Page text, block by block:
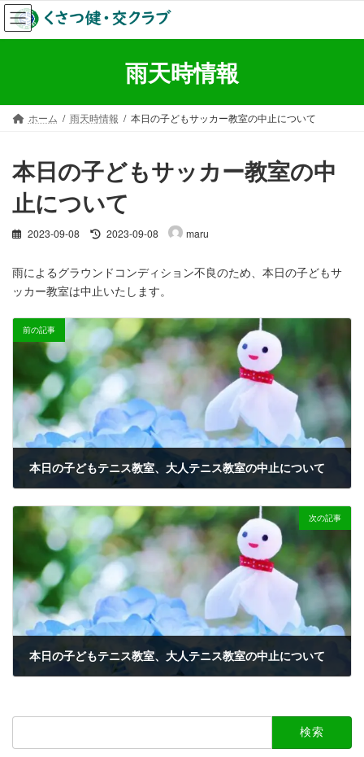
コ
ン
テ
ス
ナ
ビ
ゲ
ン
雨天時情報
ホーム 雨天時情報 本日の子どもサッカー教室の中止について
本日の子どもサッカー教室の中
止について
2023-09-08
最
新
日
:
2023-09-08 maru
雨によるグラウンドコンディション不良のため、本日の子どもサ
ッカー教室は中止いたします。
前の記事
本日の子どもテニス教室、大人テニス教室の中止について
次の記事
本日の子どもテニス教室、大人テニス教室の中止について
検